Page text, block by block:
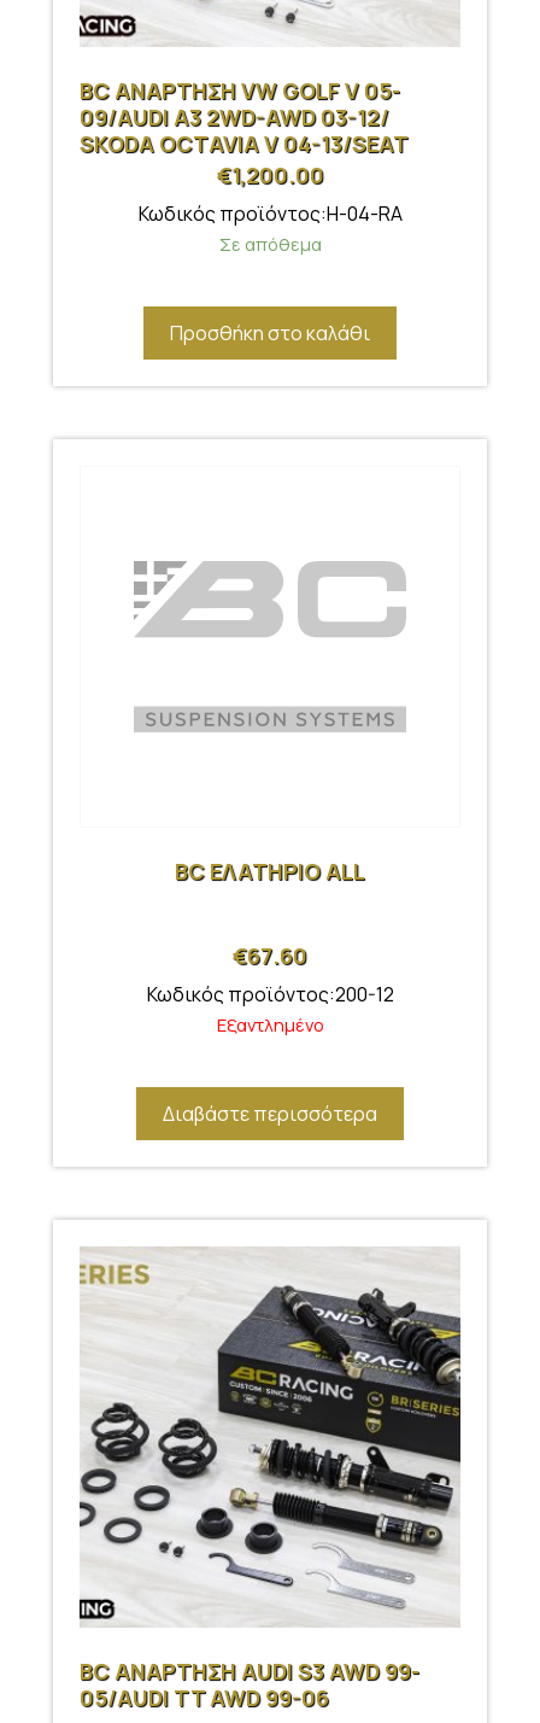
BC ΑΝΑΡΤΗΣΗ VW GOLF V 05-
09/AUDI A3 2WD-AWD 03-12/
SKODA OCTAVIA V 04-13/SEAT
€1,200.00
Κωδικός προϊόντος:H-04-RA
Σε απόθεμα
Προσθήκη στο καλάθι
BC ΕΛΑΤΗΡΙΟ ALL
€67.60
Κωδικός προϊόντος:200-12
Εξαντλημένο
Διαβάστε περισσότερα
BC ΑΝΑΡΤΗΣΗ AUDI S3 AWD 99-
05/AUDI TT AWD 99-06